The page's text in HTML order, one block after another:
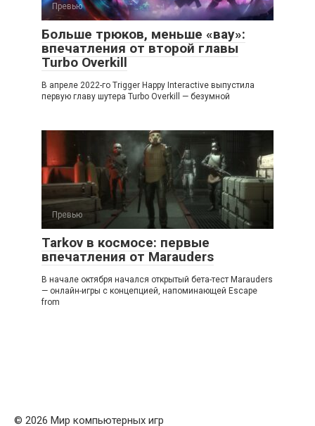
Превью
Больше трюков, меньше «вау»:
впечатления от второй главы
Turbo Overkill
В апреле 2022-го Trigger Happy Interactive выпустила
первую главу шутера Turbo Overkill — безумной
Превью
Tarkov в космосе: первые
впечатления от Marauders
В начале октября начался открытый бета-тест Marauders
— онлайн-игры с концепцией, напоминающей Escape
from
© 2026 Мир компьютерных игр